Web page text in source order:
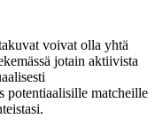
voivat olla yhtä
jotain aktiivista
potentiaalisille matcheille